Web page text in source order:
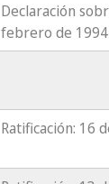
Declaración
febrero de 1994
Ratificación: 16